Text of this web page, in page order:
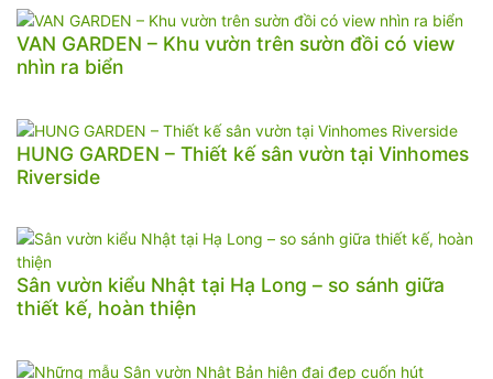
VAN GARDEN – Khu vườn trên sườn đồi có view
nhìn ra biển
HUNG GARDEN – Thiết kế sân vườn tại Vinhomes
Riverside
Sân vườn kiểu Nhật tại Hạ Long – so sánh giữa
thiết kế, hoàn thiện